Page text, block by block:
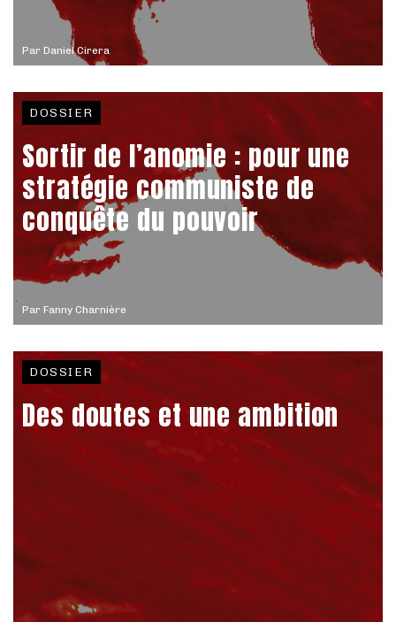
Par Daniel Cirera
Par Fanny Charnière
DOSSIER
Sortir de l’anomie : pour une
stratégie communiste de
conquête du pouvoir
DOSSIER
Des doutes et une ambition